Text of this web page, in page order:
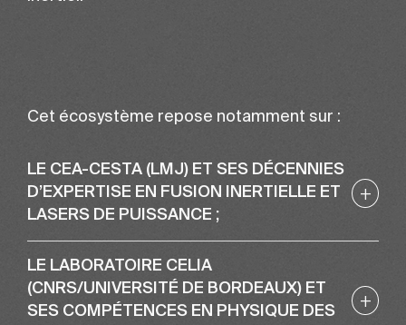
Cet écosystème repose notamment sur :
LE CEA-CESTA (LMJ) ET SES DÉCENNIES
D’EXPERTISE EN FUSION INERTIELLE ET
LASERS DE PUISSANCE ;
+
LE LABORATOIRE CELIA
(CNRS/UNIVERSITÉ DE BORDEAUX) ET
SES COMPÉTENCES EN PHYSIQUE DES
+